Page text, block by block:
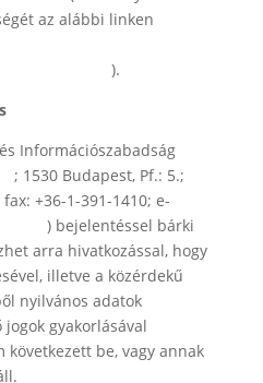
az alábbi linken
).
Információszabadság
; 1530 Budapest, Pf.: 5.;
+36-1-391-1410; e-
) bejelentéssel bárki
arra hivatkozással, hogy
illetve a közérdekű
nyilvános adatok
gyakorlásával
következett be, vagy annak